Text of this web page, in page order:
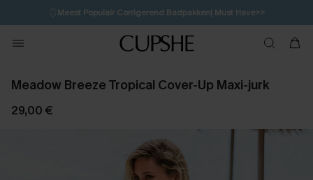
🩱Meest Populair Corrigerend Badpakken| Must Have>>
💌Abonneer je & ontvang tot 15% korting>>
Koop 3, krijg 15% korting | CODE: SW15
Meadow Breeze Tropical Cover-Up Maxi-jurk
29,00 €